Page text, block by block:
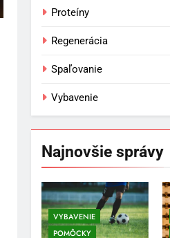
Proteíny
Regenerácia
Spaľovanie
Vybavenie
Najnovšie správy
VYBAVENIE
POMÔCKY